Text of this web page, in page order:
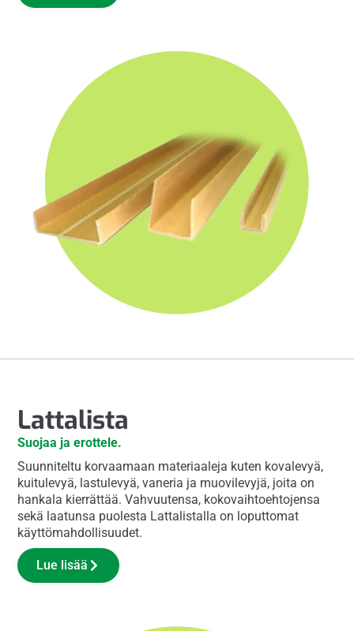
Lattalista
Suojaa ja erottele.
Suunniteltu korvaamaan materiaaleja kuten kovalevyä,
kuitulevyä, lastulevyä, vaneria ja muovilevyjä, joita on
hankala kierrättää. Vahvuutensa, kokovaihtoehtojensa
sekä laatunsa puolesta Lattalistalla on loputtomat
käyttömahdollisuudet.
Lue lisää